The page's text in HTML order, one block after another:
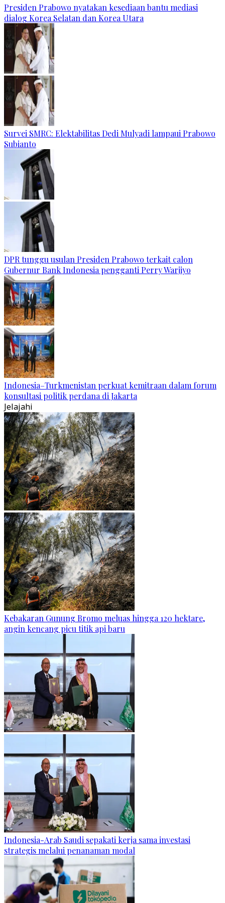
Presiden Prabowo nyatakan kesediaan bantu mediasi
dialog Korea Selatan dan Korea Utara
Survei SMRC: Elektabilitas Dedi Mulyadi lampaui Prabowo
Subianto
DPR tunggu usulan Presiden Prabowo terkait calon
Gubernur Bank Indonesia pengganti Perry Warjiyo
Indonesia–Turkmenistan perkuat kemitraan dalam forum
konsultasi politik perdana di Jakarta
Jelajahi
Kebakaran Gunung Bromo meluas hingga 120 hektare,
angin kencang picu titik api baru
Indonesia-Arab Saudi sepakati kerja sama investasi
strategis melalui penanaman modal